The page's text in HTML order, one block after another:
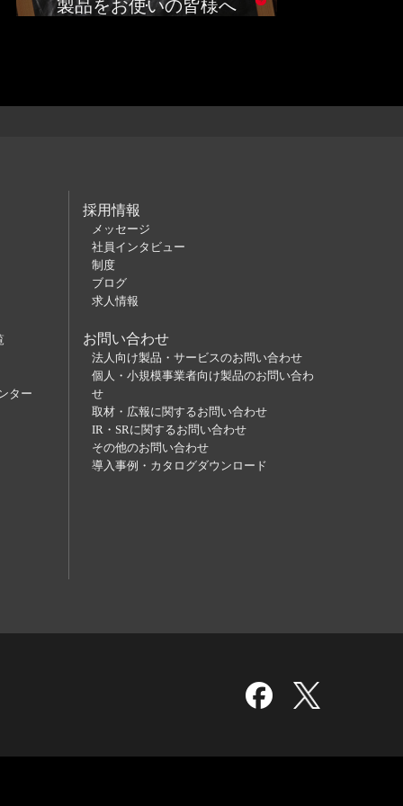
製品をお使いの皆様へ
ター
採用情報
メッセージ
社員インタビュー
制度
ブログ
求人情報
お問い合わせ
法人向け製品・サービスのお問い合わせ
個人・小規模事業者向け製品のお問い合わ
せ
取材・広報に関するお問い合わせ
IR・SRに関するお問い合わせ
その他のお問い合わせ
導入事例・カタログダウンロード